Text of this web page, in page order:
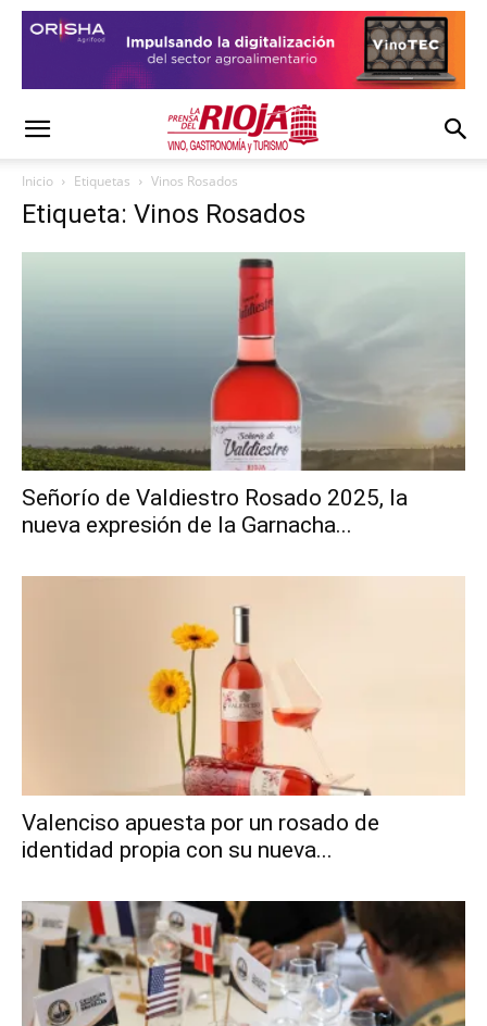
Inicio Etiquetas Vinos Rosados
Etiqueta: Vinos Rosados
Señorío de Valdiestro Rosado 2025, la
nueva expresión de la Garnacha...
Valenciso apuesta por un rosado de
identidad propia con su nueva...